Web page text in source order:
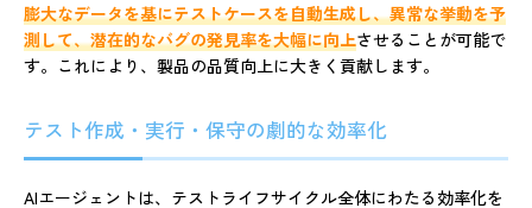
膨大なデータを基にテストケースを自動生成し、異常な挙動を予
測して、潜在的なバグの発見率を大幅に向上させることが可能で
す。これにより、製品の品質向上に大きく貢献します。
テスト作成・実行・保守の劇的な効率化
AIエージェントは、テストライフサイクル全体にわたる効率化を